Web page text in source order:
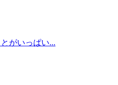
がいっぱい...